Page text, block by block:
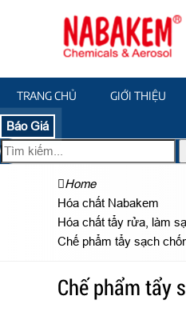
TRANG CHỦ GIỚI THIỆU
Báo Giá
Home
Hóa chất Nabakem
Hóa chất tẩy rửa, làm
Chế phẩm tẩy sạch
Chế phẩm tẩy